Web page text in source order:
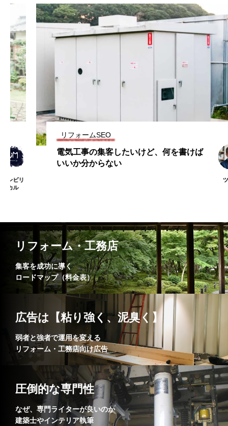
リフォームSEO
電気工事の集客したいけど、何を書けば
いいか分からない
リフォーム・工務店
集客を成功に導く
ロードマップ（料金表）
広告は【粘り強く、泥臭く】
弱者と強者で運用を変える
リフォーム・工務店向け広告
圧倒的な専門性
なぜ、専門ライターが良いのか
建築士やインテリア執筆